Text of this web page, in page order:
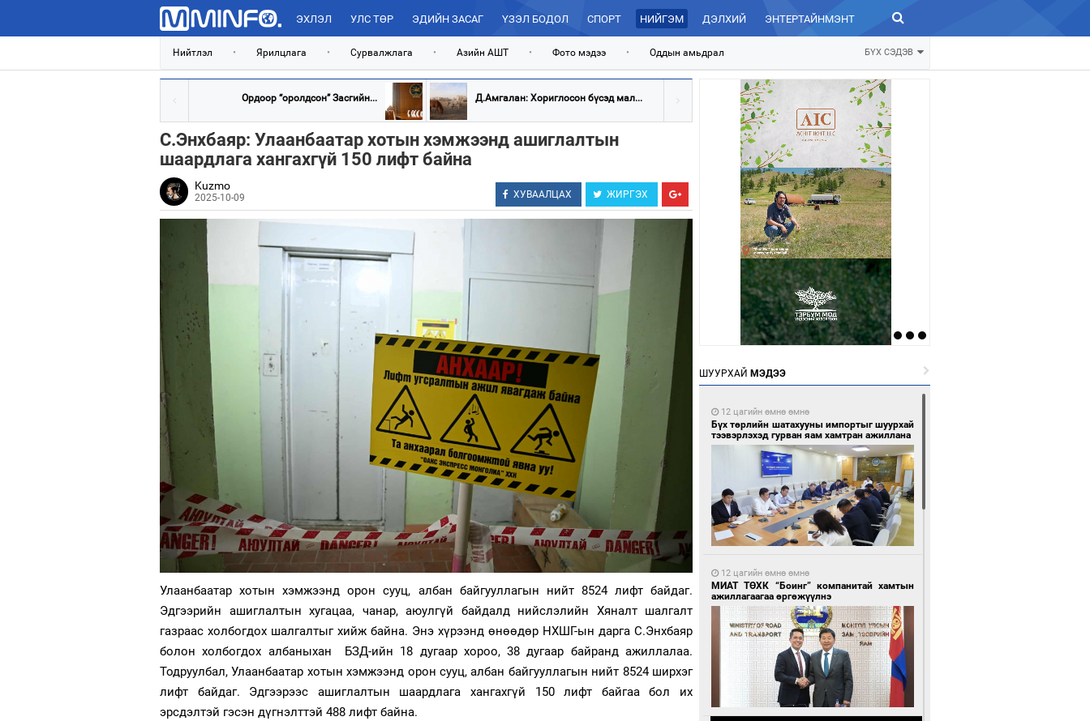
ЭХЛЭЛ УЛС ТӨР ЭДИЙН ЗАСАГ ҮЗЭЛ БОДОЛ СПОРТ НИЙГЭМ ДЭЛХИЙ ЭНТЕРТАЙНМЭНТ ЗУРХАЙ
Нийтлэл • Ярилцлага • Сурвалжлага • Азийн АШТ • Фото мэдээ • Оддын амьдрал БҮХ СЭДЭВ
Ордоор “оролдсон” Засгийн... Д.Амгалан: Хориглосон бүсэд мал...
С.Энхбаяр: Улаанбаатар хотын хэмжээнд ашиглалтын
шаардлага хангахгүй 150 лифт байна
Kuzmo
2025-10-09 ХУВААЛЦАХ ЖИРГЭХ
Улаанбаатар хотын хэмжээнд орон сууц, албан байгууллагын нийт 8524 лифт байдаг.
Эдгээрийн ашиглалтын хугацаа, чанар, аюулгүй байдалд нийслэлийн Хяналт шалгалт
газраас холбогдох шалгалтыг хийж байна. Энэ хүрээнд өнөөдөр НХШГ-ын дарга С.Энхбаяр
болон холбогдох албаныхан БЗД-ийн 18 дугаар хороо, 38 дугаар байранд ажиллалаа.
Тодруулбал, Улаанбаатар хотын хэмжээнд орон сууц, албан байгууллагын нийт 8524 ширхэг
лифт байдаг. Эдгээрээс ашиглалтын шаардлага хангахгүй 150 лифт байгаа бол их
эрсдэлтэй гэсэн дүгнэлттэй 488 лифт байна.
ШУУРХАЙ МЭДЭЭ
12 цагийн өмнө өмнө
Бүх төрлийн шатахууны импортыг шуурхай
тээвэрлэхэд гурван яам хамтран ажиллана
12 цагийн өмнө өмнө
МИАТ ТӨХК “Боинг” компанитай хамтын
ажиллагаагаа өргөжүүлнэ